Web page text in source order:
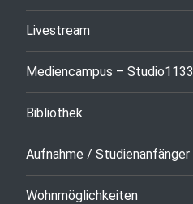
Livestream
Mediencampus – Studio1133
Bibliothek
Aufnahme / Studienanfänger
Wohnmöglichkeiten